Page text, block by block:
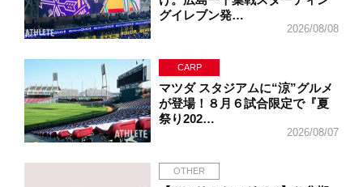
グイレブン発…
2026/08/08
CARP
マツダ スタジアムに“涼”グルメ
が登場！８月６試合限定で『夏
祭り202…
2026/08/07
OTHER